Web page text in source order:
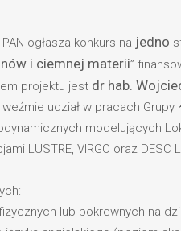
ogłasza konkurs na jedno
i ciemnej materii”
projektu jest dr hab.
udział w pracach
modelujących
LUSTRE, VIRGO oraz
lub pokrewnych na